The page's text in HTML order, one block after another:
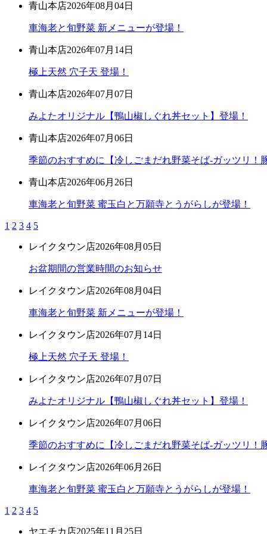
青山本店2026年08月04日
車海老と旬野菜 新メニューが登場！
青山本店2026年07月14日
極上天然 穴子天 登場！
青山本店2026年07月07日
みよたオリジナル【鴨山椒しぐれ丼セット】登場！
青山本店2026年07月06日
季節のおすすめに【冷しごまだれ野菜そば-ガッツリ！
青山本店2026年06月26日
車海老と旬野菜 蜜玉白と万願寺とうがらしが登場！
1 2 3 4 5
レイクタウン店2026年08月05日
お盆期間の営業時間のお知らせ
レイクタウン店2026年08月04日
車海老と旬野菜 新メニューが登場！
レイクタウン店2026年07月14日
極上天然 穴子天 登場！
レイクタウン店2026年07月07日
みよたオリジナル【鴨山椒しぐれ丼セット】登場！
レイクタウン店2026年07月06日
季節のおすすめに【冷しごまだれ野菜そば-ガッツリ！
レイクタウン店2026年06月26日
車海老と旬野菜 蜜玉白と万願寺とうがらしが登場！
1 2 3 4 5
ヤエチカ店2025年11月25日